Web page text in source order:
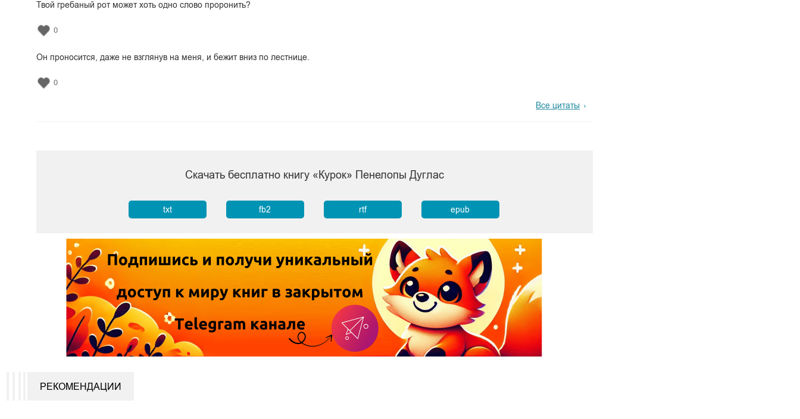
Твой гребаный рот может хоть одно слово проронить?
0
Он проносится, даже не взглянув на меня, и бежит вниз по лестнице.
0
Все цитаты
Скачать бесплатно книгу «Курок» Пенелопы Дуглас
txt fb2 rtf epub
РЕКОМЕНДАЦИИ